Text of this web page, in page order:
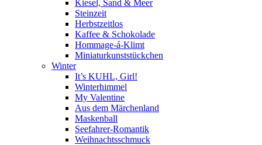
Kiesel, Sand & Meer
Steinzeit
Herbstzeitlos
Kaffee & Schokolade
Hommage-á-Klimt
Miniaturkunststückchen
Winter
It’s KUHL, Girl!
Winterhimmel
My Valentine
Aus dem Märchenland
Maskenball
Seefahrer-Romantik
Weihnachtsschmuck